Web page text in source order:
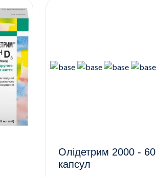
Олідетрим 2000 - 60
капсул